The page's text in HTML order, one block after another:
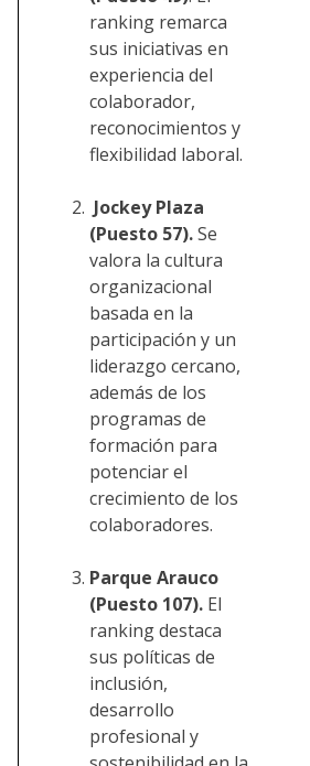
ranking remarca
sus iniciativas en
experiencia del
colaborador,
reconocimientos y
flexibilidad laboral.
Jockey Plaza
(Puesto 57).Se
valora la cultura
organizacional
basada en la
participación y un
liderazgo cercano,
además de los
programas de
formación para
potenciar el
crecimiento de los
colaboradores.
Parque Arauco
(Puesto 107). El
ranking destaca
sus políticas de
inclusión,
desarrollo
profesional y